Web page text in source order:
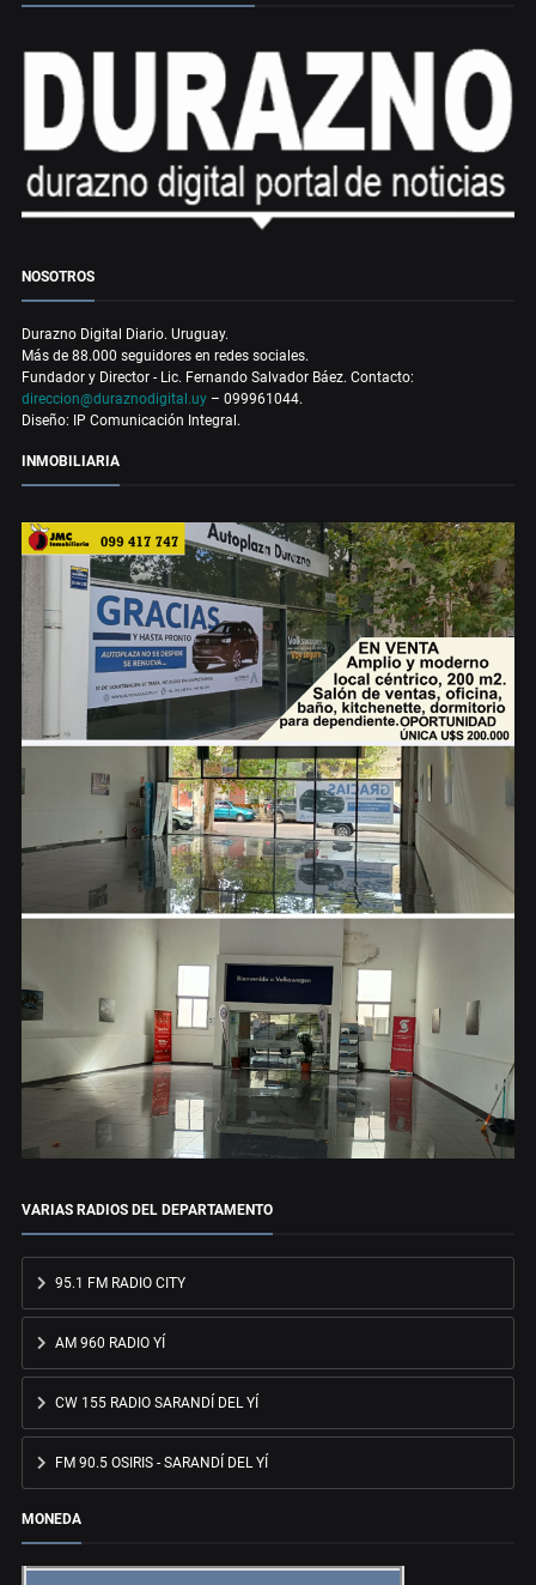
NOSOTROS
Durazno Digital Diario. Uruguay.
Más de 88.000 seguidores en redes sociales.
Fundador y Director - Lic. Fernando Salvador Báez. Contacto:
direccion@duraznodigital.uy – 099961044.
Diseño: IP Comunicación Integral.
INMOBILIARIA
VARIAS RADIOS DEL DEPARTAMENTO
95.1 FM RADIO CITY
AM 960 RADIO YÍ
CW 155 RADIO SARANDÍ DEL YÍ
FM 90.5 OSIRIS - SARANDÍ DEL YÍ
MONEDA